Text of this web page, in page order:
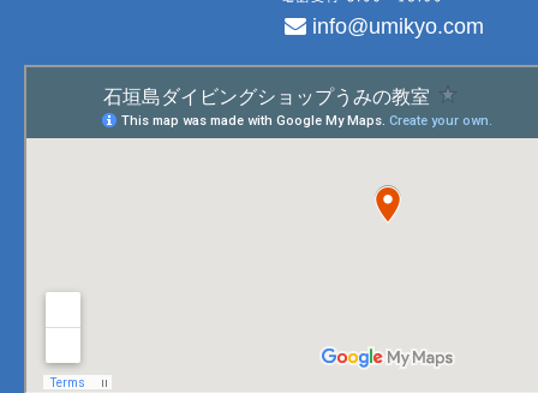
info@umikyo.com